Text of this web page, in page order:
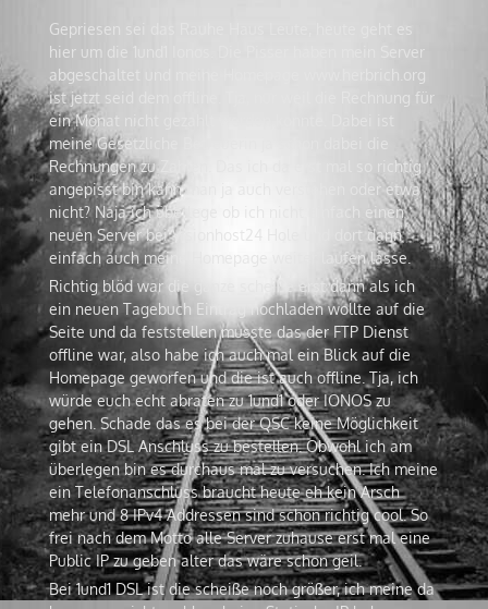
Gepriesen sei das Rauhe Haus Leute, heute geht es
hier um die 1und1 Ionos. Die Pisser haben mein Server
abgeschaltet und meine Homepage www.herbrich.org
ist jetzt seid dem offline. Tja, nur weil die Rechnung für
ein Monat nicht gezahlt werden konnte. Dabei ist
meine Gesetzliche Betreuerin ja schon dabei die
Rechnungen zu Zahlen. Das ich da erst mal so richtig
angepisst bin kann man ja auch verstehen oder etwa
nicht? Naja ich überlege ob ich nicht einfach einen
neuen Server bei Visionhost24 Hole und dort dann
einfach auch meine Homepage weiter laufen lasse.
Richtig blöd war die ganze scheiße erst dann als ich
ein neuen Tagebuch Eintrag hochladen wollte auf die
Seite und da feststellen musste das der FTP Dienst
offline war, also habe ich auch mal ein Blick auf die
Homepage geworfen und die ist auch offline. Tja, ich
würde euch echt abraten zu 1und1 oder IONOS zu
gehen. Schade das es bei der QSC keine Möglichkeit
gibt ein DSL Anschluss zu bestellen. Obwohl ich am
überlegen bin es durchaus mal zu versuchen. Ich meine
ein Telefonanschluss braucht heute eh kein Arsch
mehr und 8 IPv4 Addressen sind schon richtig cool. So
frei nach dem Motto alle Server zuhause erst mal eine
Public IP zu geben alter das wäre schon geil.
Bei 1und1 DSL ist die scheiße noch größer, ich meine da